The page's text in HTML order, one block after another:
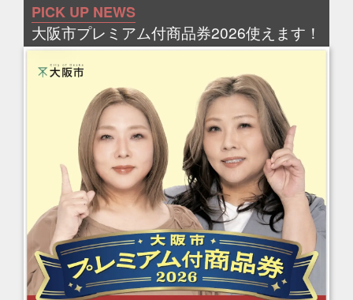
PICK UP NEWS
大阪市プレミアム付商品券2026使えます！